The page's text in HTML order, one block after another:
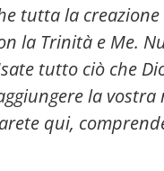
tutta la
la Trinità e Me.
tutto ciò che
la vostra
qui,